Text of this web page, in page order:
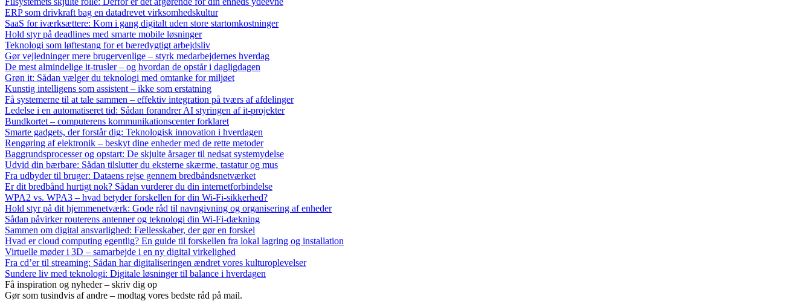
ERP som drivkraft bag en datadrevet virksomhedskultur
SaaS for iværksættere: Kom i gang digitalt uden store startomkostninger
Hold styr på deadlines med smarte mobile løsninger
Teknologi som løftestang for et bæredygtigt arbejdsliv
Gør vejledninger mere brugervenlige – styrk medarbejdernes hverdag
De mest almindelige it-trusler – og hvordan de opstår i dagligdagen
Grøn it: Sådan vælger du teknologi med omtanke for miljøet
Kunstig intelligens som assistent – ikke som erstatning
Få systemerne til at tale sammen – effektiv integration på tværs af afdelinger
Ledelse i en automatiseret tid: Sådan forandrer AI styringen af it-projekter
Bundkortet – computerens kommunikationscenter forklaret
Smarte gadgets, der forstår dig: Teknologisk innovation i hverdagen
Rengøring af elektronik – beskyt dine enheder med de rette metoder
Baggrundsprocesser og opstart: De skjulte årsager til nedsat systemydelse
Udvid din bærbare: Sådan tilslutter du eksterne skærme, tastatur og mus
Fra udbyder til bruger: Dataens rejse gennem bredbåndsnetværket
Er dit bredbånd hurtigt nok? Sådan vurderer du din internetforbindelse
WPA2 vs. WPA3 – hvad betyder forskellen for din Wi‑Fi‑sikkerhed?
Hold styr på dit hjemmenetværk: Gode råd til navngivning og organisering af enheder
Sådan påvirker routerens antenner og teknologi din Wi‑Fi‑dækning
Sammen om digital ansvarlighed: Fællesskaber, der gør en forskel
Hvad er cloud computing egentlig? En guide til forskellen fra lokal lagring og installation
Virtuelle møder i 3D – samarbejde i en ny digital virkelighed
Fra cd’er til streaming: Sådan har digitaliseringen ændret vores kulturoplevelser
Sundere liv med teknologi: Digitale løsninger til balance i hverdagen
Få inspiration og nyheder – skriv dig op
Gør som tusindvis af andre – modtag vores bedste råd på mail.